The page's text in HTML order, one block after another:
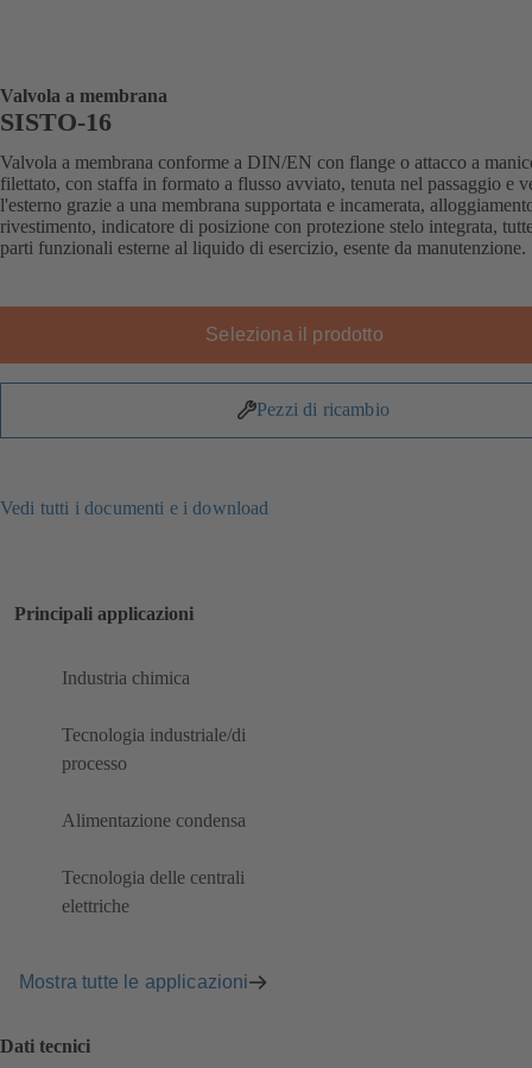
Valvola a membrana
SISTO-16
Valvola a membrana conforme a DIN/EN con flange o attacco a
filettato, con staffa in formato a flusso avviato, tenuta nel passaggio e
l'esterno grazie a una membrana supportata e incamerata,
rivestimento, indicatore di posizione con protezione stelo integrata,
parti funzionali esterne al liquido di esercizio, esente da manutenzione.
Seleziona il prodotto
Pezzi di ricambio
Vedi tutti i documenti e i download
Principali applicazioni
Industria chimica
Tecnologia industriale/di
processo
Alimentazione condensa
Tecnologia delle centrali
elettriche
Mostra tutte le applicazioni
Dati tecnici